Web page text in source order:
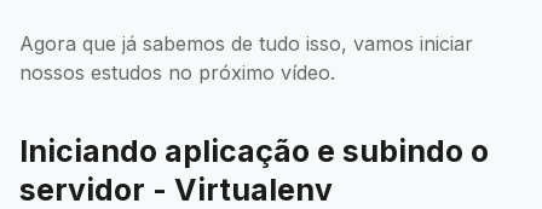
Agora que já sabemos de tudo isso, vamos iniciar
nossos estudos no próximo vídeo.
Iniciando aplicação e subindo o
servidor - Virtualenv